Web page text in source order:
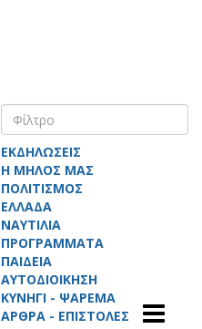
ΕΚΔΗΛΩΣΕΙΣ
Η ΜΗΛΟΣ ΜΑΣ
ΠΟΛΙΤΙΣΜΟΣ
ΕΛΛΑΔΑ
ΝΑΥΤΙΛΙΑ
ΠΡΟΓΡΑΜΜΑΤΑ
ΠΑΙΔΕΙΑ
ΑΥΤΟΔΙΟΙΚΗΣΗ
ΚΥΝΗΓΙ - ΨΑΡΕΜΑ
ΑΡΘΡΑ - ΕΠΙΣΤΟΛΕΣ